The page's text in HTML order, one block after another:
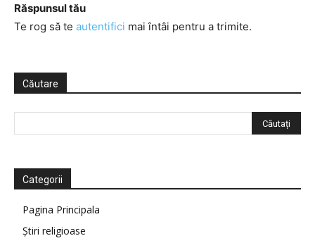
Răspunsul tău
Te rog să te autentifici mai întâi pentru a trimite.
Căutare
Categorii
Pagina Principala
Știri religioase